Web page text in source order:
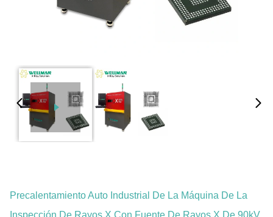
Precalentamiento Auto Industrial De La Máquina De La
Inspección De Rayos X Con Fuente De Rayos X De 90kV